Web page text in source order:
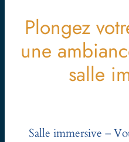
Plongez
une
salle
Salle immersive –